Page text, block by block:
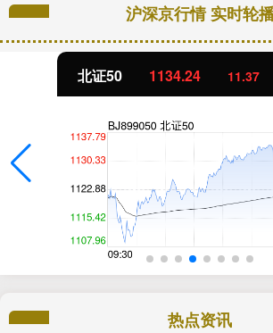
沪深京行情 实时轮
北证50 1134.24 11.37
热点资讯